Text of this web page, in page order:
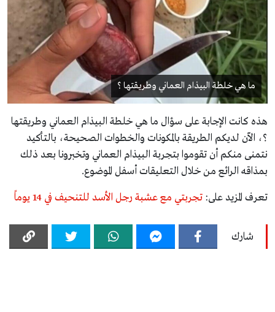
ما هي خلطة البيذام العماني وطريقتها ؟
هذه كانت الإجابة على سؤال ما هي خلطة البيذام العماني وطريقتها
؟، الآن لديكم الطريقة بالمكونات والخطوات الصحيحة، بالتأكيد
نتمنى منكم أن تقوموا بتجربة البيذام العماني وتخبرونا بعد ذلك
بمذاقه الرائع من خلال التعليقات أسفل الموضوع.
تعرف المزيد على: تجربتي مع عشبة رجل الأسد للتنحيف في 14 يوماً
شارك